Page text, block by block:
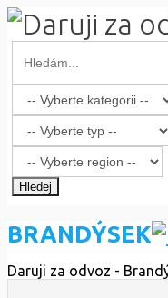
Hledej
BRANDÝSEK
Daruji za odvoz -